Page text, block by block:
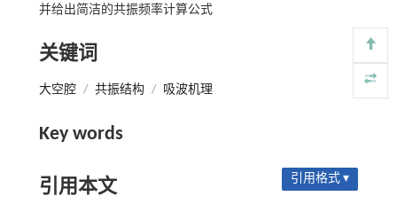
并给出简洁的共振频率计算公式
关键词
大空腔 / 共振结构 / 吸波机理
Key words
引用本文 引用格式 ▾